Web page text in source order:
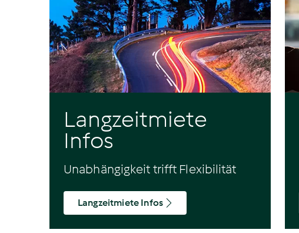
Langzeitmiete
Infos
Unabhängigkeit trifft Flexibilität
Langzeitmiete Infos